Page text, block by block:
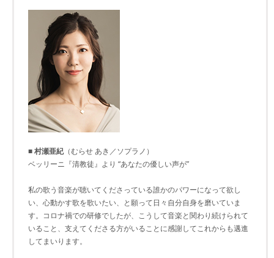
■ 村瀬亜紀（むらせ あき／ソプラノ）
ベッリーニ『清教徒』より “あなたの優しい声が”
私の歌う音楽が聴いてくださっている誰かのパワーになって欲し
い、心動かす歌を歌いたい、と願って日々自分自身を磨いていま
す。コロナ禍での研修でしたが、こうして音楽と関わり続けられて
いること、支えてくださる方がいることに感謝してこれからも邁進
してまいります。